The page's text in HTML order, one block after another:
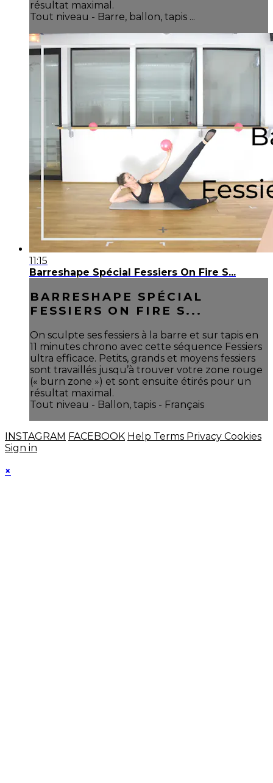
résultat maximal.
Tout niveau - Barre, ballon, tapis ...
11:15
Barreshape Spécial Fessiers On Fire S...
BARRESHAPE SPÉCIAL
FESSIERS ON FIRE S...
On sculpte ses fessiers à la barre et sur tapis en
11 minutes chrono avec cette séquence Fessiers
ultra efficace. Petits, grands et moyens fessiers
sont travaillés jusqu’à trouver votre zone rouge
(« burn zone ») et sont ensuite étirés pour un
résultat maximal.
Tout niveau - Ballon, tapis - Français
INSTAGRAM FACEBOOK Help Terms Privacy Cookies
Sign in
×